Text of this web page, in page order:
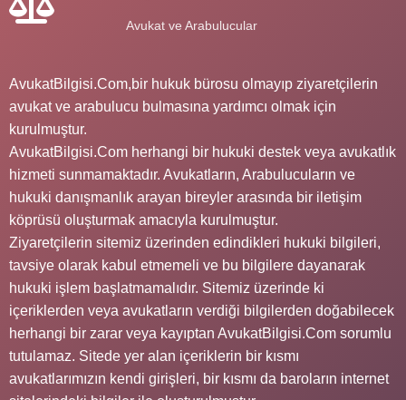
Avukat ve Arabulucular
AvukatBilgisi.Com,bir hukuk bürosu olmayıp ziyaretçilerin
avukat ve arabulucu bulmasına yardımcı olmak için
kurulmuştur.
AvukatBilgisi.Com herhangi bir hukuki destek veya avukatlık
hizmeti sunmamaktadır. Avukatların, Arabulucuların ve
hukuki danışmanlık arayan bireyler arasında bir iletişim
köprüsü oluşturmak amacıyla kurulmuştur.
Ziyaretçilerin sitemiz üzerinden edindikleri hukuki bilgileri,
tavsiye olarak kabul etmemeli ve bu bilgilere dayanarak
hukuki işlem başlatmamalıdır. Sitemiz üzerinde ki
içeriklerden veya avukatların verdiği bilgilerden doğabilecek
herhangi bir zarar veya kayıptan AvukatBilgisi.Com sorumlu
tutulamaz. Sitede yer alan içeriklerin bir kısmı
avukatlarımızın kendi girişleri, bir kısmı da baroların internet